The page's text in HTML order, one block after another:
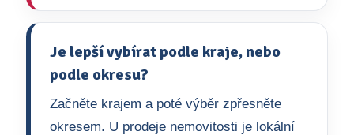
Je lepší vybírat podle kraje, nebo
podle okresu?
Začněte krajem a poté výběr zpřesněte
okresem. U prodeje nemovitosti je lokální